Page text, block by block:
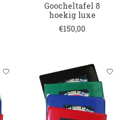
Goocheltafel 8
hoekig luxe
€150,00